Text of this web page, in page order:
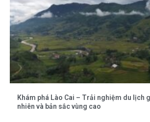
Khám phá Lào Cai – Trải nghiệm du lịch
nhiên và bản sắc vùng cao